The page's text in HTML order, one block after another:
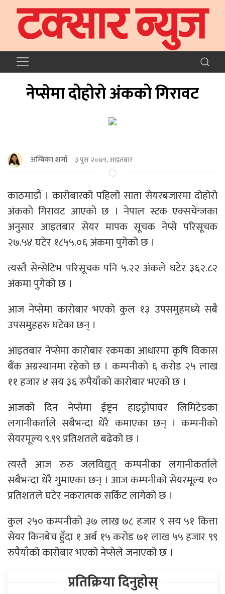
नेप्सेमा दोहोरो अंकको गिरावट
अम्बिका शर्मा ३ पुस २०७९, आइतबार
काठमाडौं । कारोबारको पहिलो साता सेयरबजारमा दोहोरो
अंकको गिरावट आएको छ । नेपाल स्टक एक्सचेन्जका
अनुसार आइतबार सेयर मापक सूचक नेप्से परिसूचक
२७.५४ घटेर १८५५.०६ अंकमा पुगेको छ ।
त्यस्तै सेन्सेटिभ परिसूचक पनि ५.२२ अंकले घटेर ३६२.८२
अंकमा पुगेको छ ।
आज नेप्सेमा कारोबार भएको कुल १३ उपसमुहमध्ये सबै
उपसमुहहरु घटेका छन् ।
आइतबार नेप्सेमा कारोबार रकमका आधारमा कृषि विकास
बैंक अग्रस्थानमा रहेको छ । कम्पनीको ६ करोड २५ लाख
११ हजार ४ सय ३६ रुपैयाँको कारोबार भएको छ ।
आजको दिन नेप्सेमा ईष्ट्रन हाइड्रोपावर लिमिटेडका
लगानीकर्ताले सबैभन्दा धेरै कमाएका छन् । कम्पनीको
सेयरमूल्य ९.९९ प्रतिशतले बढेको छ ।
त्यस्तै आज रुरु जलविद्युत् कम्पनीका लगानीकर्ताले
सबैभन्दा धेरै गुमाएका छन् । आज कम्पनीको सेयरमूल्य १०
प्रतिशतले घटेर नकरात्मक सर्किट लागेको छ ।
कुल २५० कम्पनीको ३७ लाख ७८ हजार ९ सय ५१ कित्ता
सेयर किनबेच हुँदा १ अर्ब १५ करोड ७१ लाख ५५ हजार ९९
रुपैयाँको कारोबार भएको नेप्सेले जनाएको छ ।
प्रतिक्रिया दिनुहोस्